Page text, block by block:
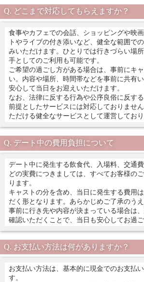
どこまで対応してもらえますか？
食事やカフェでの会話、ショッピングや映
トやライブの付き添いなど、健全な範囲で
みいただけます。ひとりでは行きづらい場
手としてのご利用も可能です。
ご希望の過ごし方がある場合は、事前にキ
い。内容や場所、時間帯などを事前に共有
安心して当日をお迎えいただけます。
なお、法律に反する行為や公序良俗に反す
前提としたサービスには対応しておりませ
ただける健全なサービスとして運営しており
デート中の費用負担について
デート中に発生する飲食代、入場料、交通
どの実費につきましては、すべてお客様の
ります。
キャストの分を含め、当日に発生する費用
だく形となります。あらかじめご了承のうえ
事前に行き先や内容が決まっている場合は
確認いただくことで、当日も安心してお過ご
お支払い方法は何がありますか？
お支払い方法は、基本的に現金でのお支払
す。